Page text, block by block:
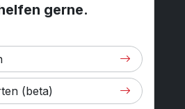
gerne.
(beta)